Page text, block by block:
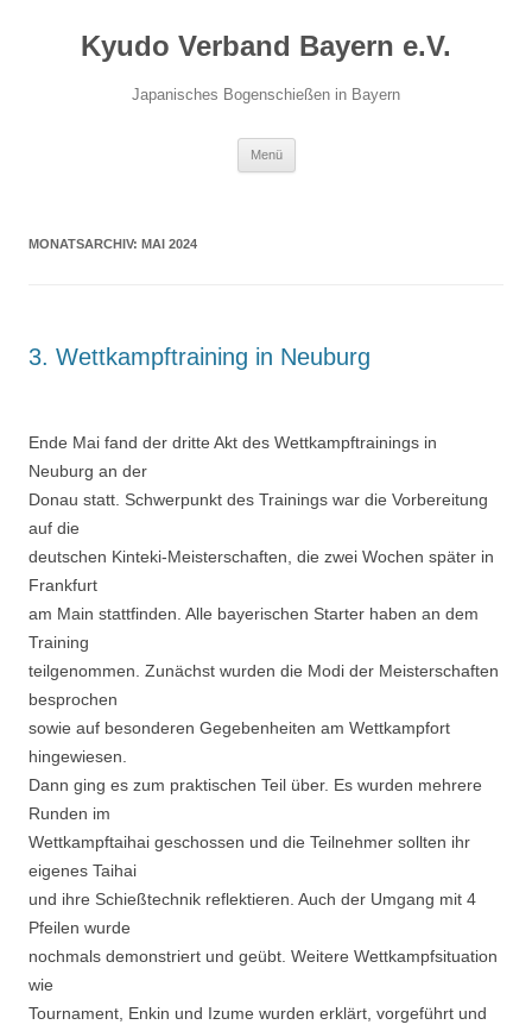
springenKyudo Verband Bayern e.V.
Japanisches Bogenschießen in Bayern
Menü
MONATSARCHIV: MAI 2024
3. Wettkampftraining in Neuburg
Ende Mai fand der dritte Akt des Wettkampftrainings in
Neuburg an der
Donau statt. Schwerpunkt des Trainings war die Vorbereitung
auf die
deutschen Kinteki-Meisterschaften, die zwei Wochen später in
Frankfurt
am Main stattfinden. Alle bayerischen Starter haben an dem
Training
teilgenommen. Zunächst wurden die Modi der Meisterschaften
besprochen
sowie auf besonderen Gegebenheiten am Wettkampfort
hingewiesen.
Dann ging es zum praktischen Teil über. Es wurden mehrere
Runden im
Wettkampftaihai geschossen und die Teilnehmer sollten ihr
eigenes Taihai
und ihre Schießtechnik reflektieren. Auch der Umgang mit 4
Pfeilen wurde
nochmals demonstriert und geübt. Weitere Wettkampfsituation
wie
Tournament, Enkin und Izume wurden erklärt, vorgeführt und